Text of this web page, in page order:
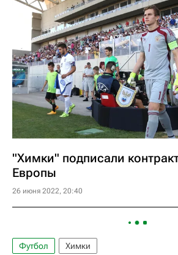
"Химки" подписали
Европы
26 июня 2022, 20:40
Футбол
Химки